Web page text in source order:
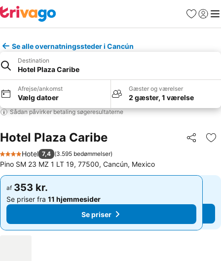
Favoritter
Log ind
Se alle overnatningssteder i Cancún
Destination
Hotel Plaza Caribe
Afrejse/ankomst
Vælg datoer
Gæster og værelser
2 gæster, 1 værelse
Sådan påvirker betaling søgeresultaterne
Hotel Plaza Caribe Del
4 Stjerner
Hotel 7,4 (3.595 bedømmelser)
Pino SM 23 MZ 1 LT 19, 77500, Cancún, Mexico
af 353 kr.
Se priser fra 11 hjemmesider
Se priser
af 353 kr.
Se priser fra 11 hjemmesider
Se priser